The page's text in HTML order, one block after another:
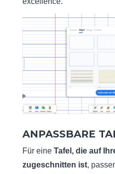
ANPASSBARE
Für eine Tafel, die auf
zugeschnitten ist,